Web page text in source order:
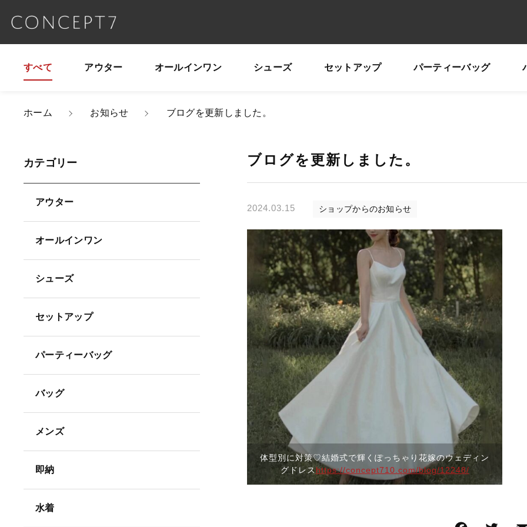
すべて アウター オールインワン シューズ セットアップ パーティーバッグ
ホーム お知らせ ブログを更新しました。
ブログを更新しました。
2024.03.15 ショップからのお知らせ
体型別に対策♡結婚式で輝くぽっちゃり花嫁のウェディン
グドレス https://concept710.com/blog/12248/
カテゴリー
アウター
オールインワン
シューズ
セットアップ
パーティーバッグ
バッグ
メンズ
即納
水着
～